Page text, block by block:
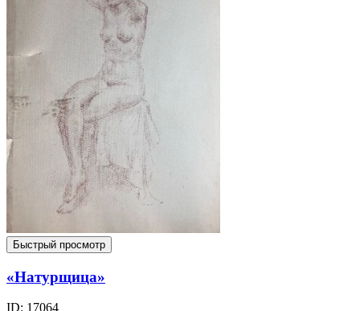
Быстрый просмотр
«Натурщица»
ID: 17064